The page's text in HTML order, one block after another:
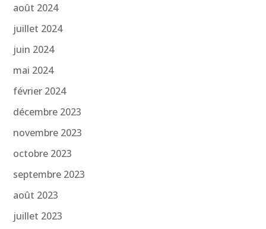
août 2024
juillet 2024
juin 2024
mai 2024
février 2024
décembre 2023
novembre 2023
octobre 2023
septembre 2023
août 2023
juillet 2023